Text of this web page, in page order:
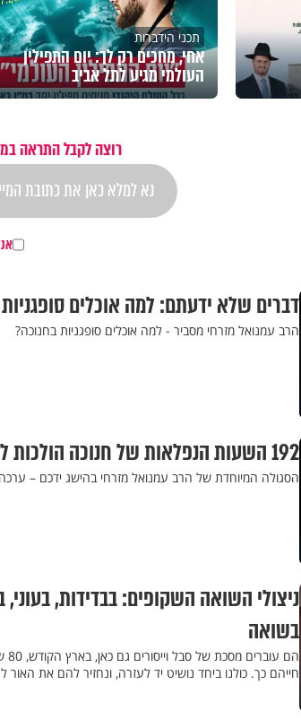
תכני הידברות
אחי, מחכים רק לך: יום התפילין
העולמי מגיע לתל אביב
רוצה לקבל התראה
דברים שלא ידעתם: למה אוכלים
הרב עמנואל מזרחי מסביר - למה אוכלים סופגניות בחנוכה?
192 השעות הנפלאות של חנוכה הולכות להיות שונות לחלוטין עבורכם
הסגולה המיוחדת של הרב עמנואל מזרחי בהישג ידכם –
ניצולי השואה השקופים: בבדידות,
בשואה
חייהם כך. כולנו ביחד נושיט יד לעזרה, ונחזיר להם את האור